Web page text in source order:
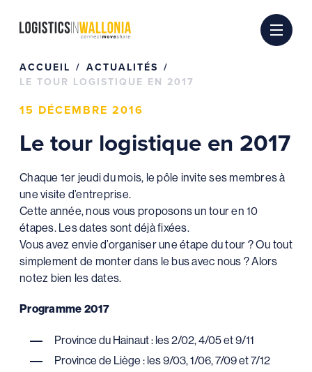
ACCUEIL
ACTUALITÉS
LE TOUR LOGISTIQUE EN 2017
15 DÉCEMBRE 2016
Le tour logistique en 2017
Chaque 1er jeudi du mois, le pôle invite ses membres à
une visite d’entreprise.
Cette année, nous vous proposons un tour en 10
étapes. Les dates sont déjà fixées.
Vous avez envie d’organiser une étape du tour ? Ou tout
simplement de monter dans le bus avec nous ? Alors
notez bien les dates.
Programme 2017
Province du Hainaut : les 2/02, 4/05 et 9/11
Province de Liège : les 9/03, 1/06, 7/09 et 7/12